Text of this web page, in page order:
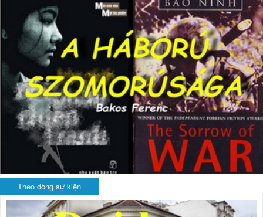
Theo dòng sự kiện